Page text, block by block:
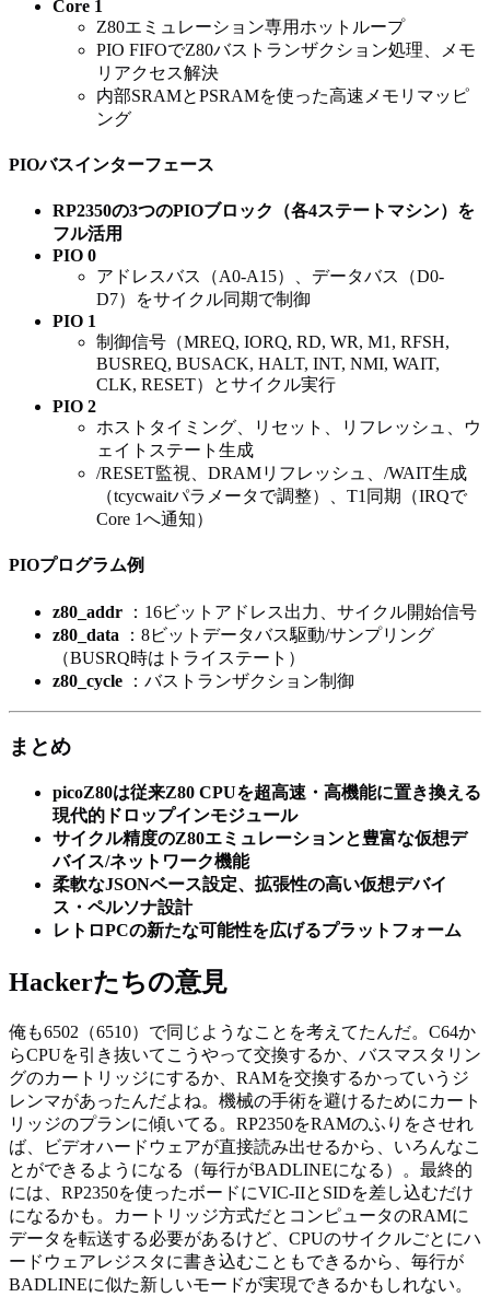
Core 1
Z80エミュレーション専用ホットループ
PIO FIFOでZ80バストランザクション処理、メモ
リアクセス解決
内部SRAMとPSRAMを使った高速メモリマッピ
ング
PIOバスインターフェース
RP2350の3つのPIOブロック（各4ステートマシン）を
フル活用
PIO 0
アドレスバス（A0-A15）、データバス（D0-
D7）をサイクル同期で制御
PIO 1
制御信号（MREQ, IORQ, RD, WR, M1, RFSH,
BUSREQ, BUSACK, HALT, INT, NMI, WAIT,
CLK, RESET）とサイクル実行
PIO 2
ホストタイミング、リセット、リフレッシュ、ウ
ェイトステート生成
/RESET監視、DRAMリフレッシュ、/WAIT生成
（tcycwaitパラメータで調整）、T1同期（IRQで
Core 1へ通知）
PIOプログラム例
z80_addr ：16ビットアドレス出力、サイクル開始信号
z80_data ：8ビットデータバス駆動/サンプリング
（BUSRQ時はトライステート）
z80_cycle ：バストランザクション制御
まとめ
picoZ80は従来Z80 CPUを超高速・高機能に置き換える
現代的ドロップインモジュール
サイクル精度のZ80エミュレーションと豊富な仮想デ
バイス/ネットワーク機能
柔軟なJSONベース設定、拡張性の高い仮想デバイ
ス・ペルソナ設計
レトロPCの新たな可能性を広げるプラットフォーム
Hackerたちの意見
俺も6502（6510）で同じようなことを考えてたんだ。C64か
らCPUを引き抜いてこうやって交換するか、バスマスタリン
グのカートリッジにするか、RAMを交換するかっていうジ
レンマがあったんだよね。機械の手術を避けるためにカート
リッジのプランに傾いてる。RP2350をRAMのふりをさせれ
ば、ビデオハードウェアが直接読み出せるから、いろんなこ
とができるようになる（毎行がBADLINEになる）。最終的
には、RP2350を使ったボードにVIC-IIとSIDを差し込むだけ
になるかも。カートリッジ方式だとコンピュータのRAMに
データを転送する必要があるけど、CPUのサイクルごとにハ
ードウェアレジスタに書き込むこともできるから、毎行が
BADLINEに似た新しいモードが実現できるかもしれない。